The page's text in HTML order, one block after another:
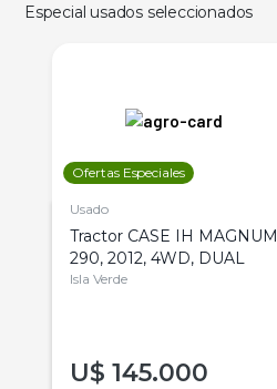
Especial usados seleccionados
Ofertas Especiales
Usado
Tractor CASE IH MAGNUM
290, 2012, 4WD, DUAL
Isla Verde
U$ 145.000